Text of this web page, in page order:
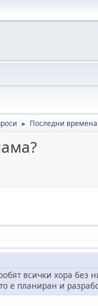
► Последни времена
всички хора без
е планиран и